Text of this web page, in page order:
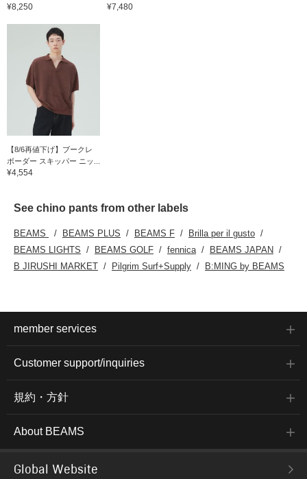
¥8,250 ¥7,480
【8/6再値下げ】ブークレ
ボーダー スキッパー ニッ...
¥4,554
See chino pants from other labels
BEAMS BEAMS PLUS BEAMS F
Brilla per il gusto
BEAMS LIGHTS
BEAMS GOLF fennica
BEAMS JAPAN
B JIRUSHI MARKET
Pilgrim Surf+Supply B:MING by BEAMS
member services
Customer support/inquiries
規約・方針
About BEAMS
Global Website